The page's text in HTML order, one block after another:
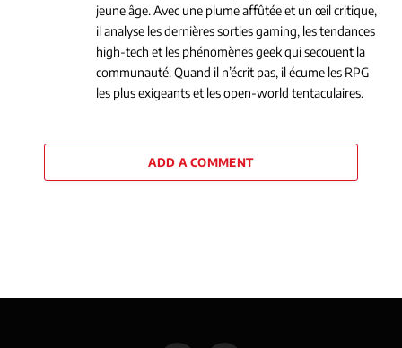
jeune âge. Avec une plume affûtée et un œil critique,
il analyse les dernières sorties gaming, les tendances
high-tech et les phénomènes geek qui secouent la
communauté. Quand il n’écrit pas, il écume les RPG
les plus exigeants et les open-world tentaculaires.
ADD A COMMENT